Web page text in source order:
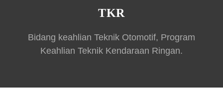
TKR
Bidang keahlian Teknik Otomotif, Program
Keahlian Teknik Kendaraan Ringan.